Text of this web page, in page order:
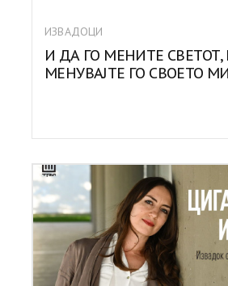
ИЗВАДОЦИ
И ДА ГО МЕНИТЕ СВЕТОТ,
МЕНУВАЈТЕ ГО СВОЕТО